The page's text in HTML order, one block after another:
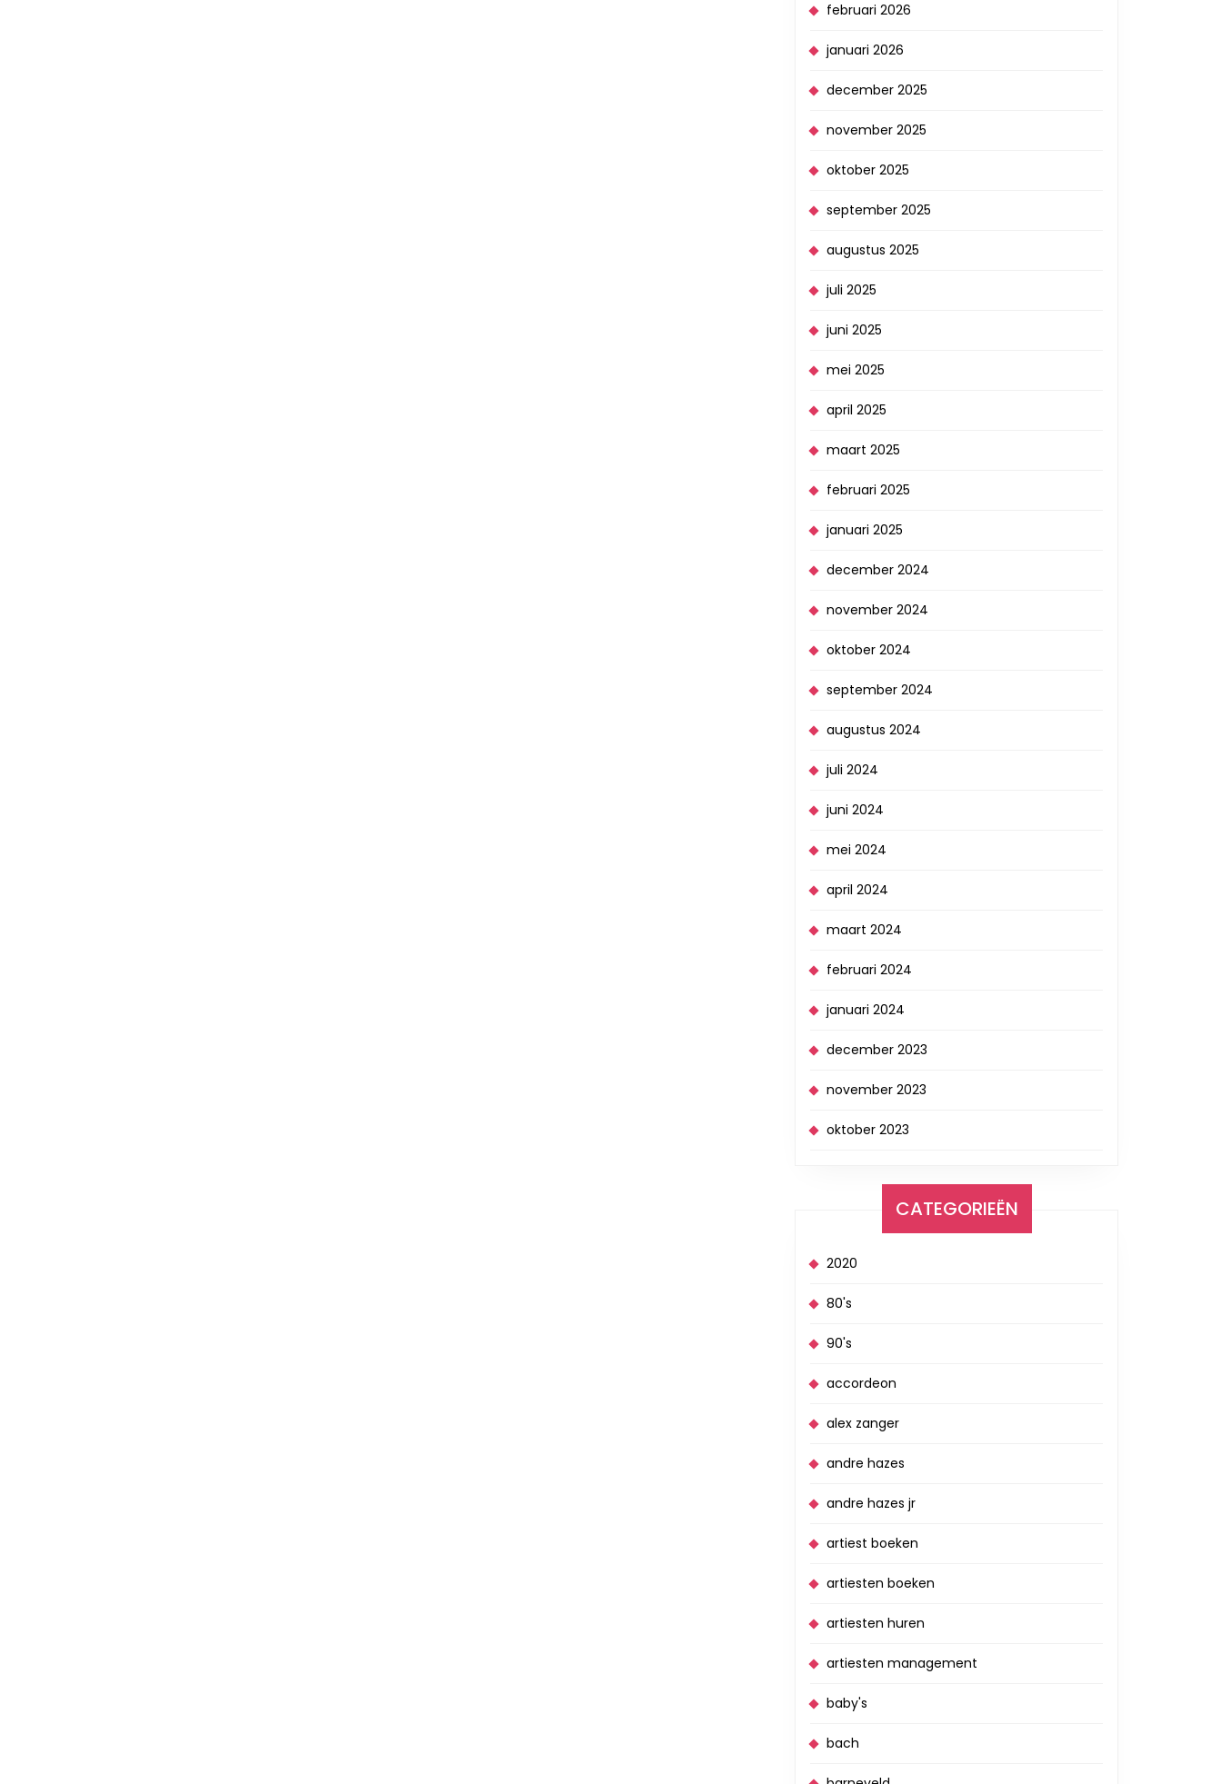
februari 2026
januari 2026
december 2025
november 2025
oktober 2025
september 2025
augustus 2025
juli 2025
juni 2025
mei 2025
april 2025
maart 2025
februari 2025
januari 2025
december 2024
november 2024
oktober 2024
september 2024
augustus 2024
juli 2024
juni 2024
mei 2024
april 2024
maart 2024
februari 2024
januari 2024
december 2023
november 2023
oktober 2023
CATEGORIEËN
2020
80's
90's
accordeon
alex zanger
andre hazes
andre hazes jr
artiest boeken
artiesten boeken
artiesten huren
artiesten management
baby's
bach